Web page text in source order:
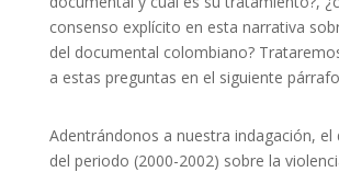
consenso explícito en esta narrativa
del documental colombiano?
a estas preguntas en el siguiente
Adentrándonos a nuestra indagación, el
del periodo (2000-2002) sobre la